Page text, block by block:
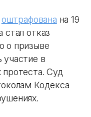
оштрафована на 19
отказ
о призыве
участие в
протеста. Суд
Кодекса